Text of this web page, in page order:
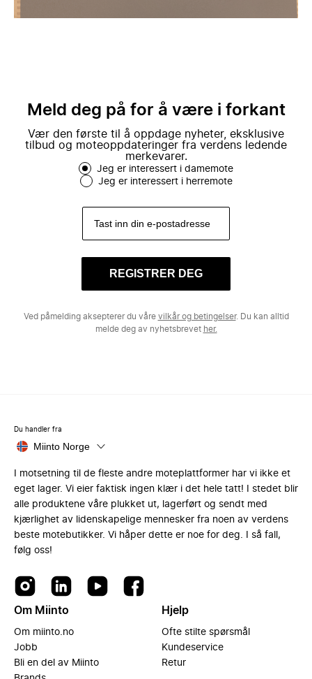
Meld deg på for å være i forkant
Vær den første til å oppdage nyheter, eksklusive
tilbud og moteoppdateringer fra verdens ledende
merkevarer.
Jeg er interessert i damemote
Jeg er interessert i herremote
REGISTRER DEG
Ved påmelding aksepterer du våre vilkår og betingelser. Du kan alltid
melde deg av nyhetsbrevet her.
Du handler fra
Miinto Norge
I motsetning til de fleste andre moteplattformer har vi ikke et
eget lager. Vi eier faktisk ingen klær i det hele tatt! I stedet blir
alle produktene våre plukket ut, lagerført og sendt med
kjærlighet av lidenskapelige mennesker fra noen av verdens
beste motebutikker. Vi håper dette er noe for deg. I så fall,
følg oss!
Om Miinto
Om miinto.no
Jobb
Bli en del av Miinto
Hjelp
Ofte stilte spørsmål
Kundeservice
Retur